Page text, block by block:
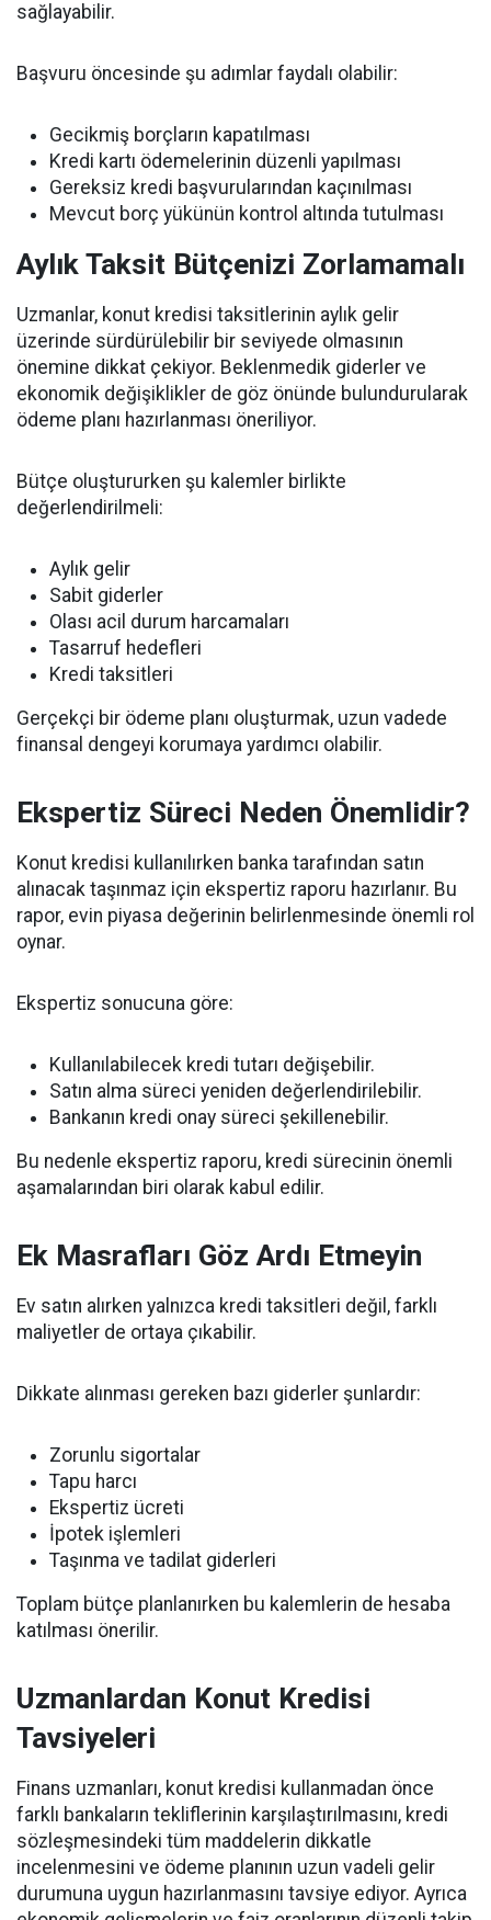
sağlayabilir.
Başvuru öncesinde şu adımlar faydalı olabilir:
Gecikmiş borçların kapatılması
Kredi kartı ödemelerinin düzenli yapılması
Gereksiz kredi başvurularından kaçınılması
Mevcut borç yükünün kontrol altında tutulması
Aylık Taksit Bütçenizi Zorlamamalı
Uzmanlar, konut kredisi taksitlerinin aylık gelir
üzerinde sürdürülebilir bir seviyede olmasının
önemine dikkat çekiyor. Beklenmedik giderler ve
ekonomik değişiklikler de göz önünde bulundurularak
ödeme planı hazırlanması öneriliyor.
Bütçe oluştururken şu kalemler birlikte
değerlendirilmeli:
Aylık gelir
Sabit giderler
Olası acil durum harcamaları
Tasarruf hedefleri
Kredi taksitleri
Gerçekçi bir ödeme planı oluşturmak, uzun vadede
finansal dengeyi korumaya yardımcı olabilir.
Ekspertiz Süreci Neden Önemlidir?
Konut kredisi kullanılırken banka tarafından satın
alınacak taşınmaz için ekspertiz raporu hazırlanır. Bu
rapor, evin piyasa değerinin belirlenmesinde önemli rol
oynar.
Ekspertiz sonucuna göre:
Kullanılabilecek kredi tutarı değişebilir.
Satın alma süreci yeniden değerlendirilebilir.
Bankanın kredi onay süreci şekillenebilir.
Bu nedenle ekspertiz raporu, kredi sürecinin önemli
aşamalarından biri olarak kabul edilir.
Ek Masrafları Göz Ardı Etmeyin
Ev satın alırken yalnızca kredi taksitleri değil, farklı
maliyetler de ortaya çıkabilir.
Dikkate alınması gereken bazı giderler şunlardır:
Zorunlu sigortalar
Tapu harcı
Ekspertiz ücreti
İpotek işlemleri
Taşınma ve tadilat giderleri
Toplam bütçe planlanırken bu kalemlerin de hesaba
katılması önerilir.
Uzmanlardan Konut Kredisi
Tavsiyeleri
Finans uzmanları, konut kredisi kullanmadan önce
farklı bankaların tekliflerinin karşılaştırılmasını, kredi
sözleşmesindeki tüm maddelerin dikkatle
incelenmesini ve ödeme planının uzun vadeli gelir
durumuna uygun hazırlanmasını tavsiye ediyor. Ayrıca